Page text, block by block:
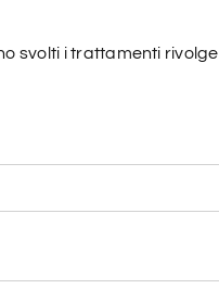
svolti i trattamenti